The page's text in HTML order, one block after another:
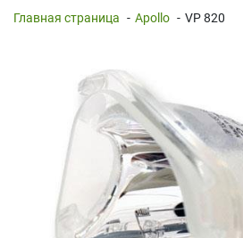
Главная страница - Apollo - VP 820